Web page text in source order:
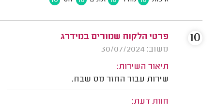
פרטי הלקוח שמורים במידרג
משוב: 30/07/2024
תיאור השירות:
שירות עבור החזר מס שבח.
חוות דעת:
10